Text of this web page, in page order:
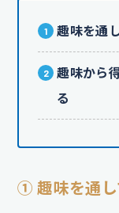
趣味を通
趣味から
る
① 趣味を通し